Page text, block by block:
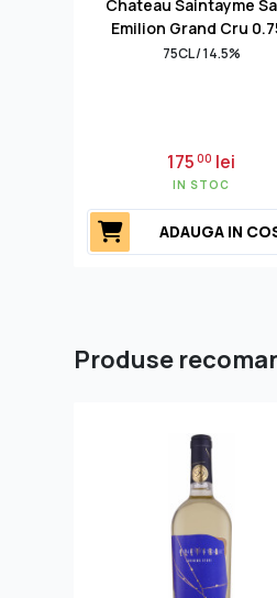
Chateau Saintayme
Emilion Grand Cru
75CL / 14.5%
17500 lei
IN STOC
ADAUGA IN
Produse